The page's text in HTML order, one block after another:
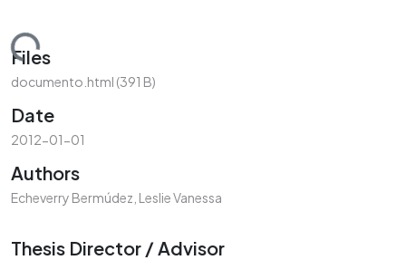
Loading...
Files
documento.html (391 B)
Date
2012-01-01
Authors
Echeverry Bermúdez, Leslie Vanessa
Thesis Director / Advisor